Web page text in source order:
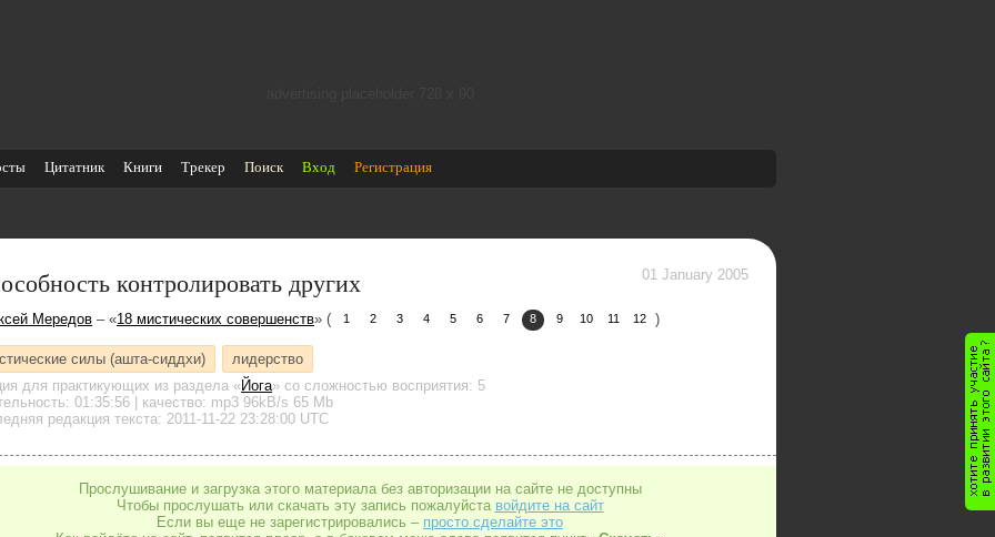
Цитатник Книги Трекер Поиск Вход Регистрация
контролировать других 01 January 2005
Мередов – «18 мистических совершенств» ( 1 2 3 4 5 6 7 8 9 10 11 12 )
силы (ашта-сиддхи)
лидерство
для практикующих из раздела «Йога» со сложностью восприятия: 5
01:35:56 | качество: mp3 96kB/s 65 Mb
редакция текста: 2011-11-22 23:28:00 UTC
Прослушивание и загрузка этого материала без авторизации на сайте не доступны
Чтобы прослушать или скачать эту запись пожалуйста войдите на сайт
Если вы еще не зарегистрировались – просто сделайте это